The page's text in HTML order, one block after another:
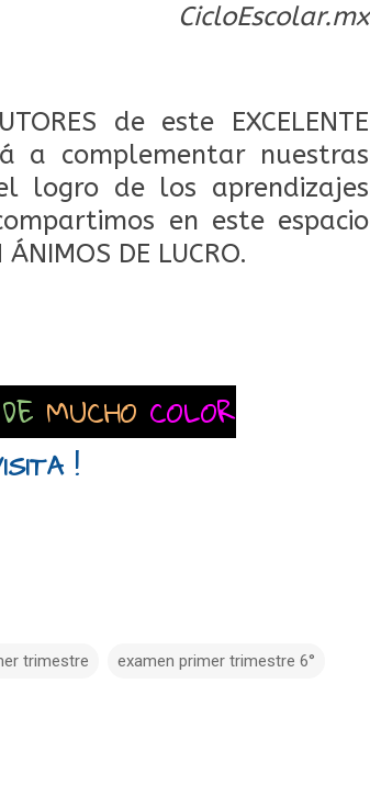
CicloEscolar.mx
de este EXCELENTE
a complementar nuestras
logro de los aprendizajes
en este espacio
DE LUCRO.
DE MUCHO COLOR
!
trimestre examen primer trimestre 6°